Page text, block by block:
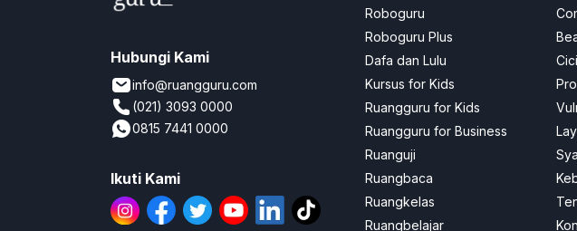
Hubungi Kami
info@ruangguru.com
(021) 3093 0000
0815 7441 0000
Ikuti Kami
Roboguru
Roboguru Plus
Dafa dan Lulu
Kursus for Kids
Ruangguru for Kids
Ruangguru for Business
Ruanguji
Ruangbaca
Ruangkelas
Ruangbelajar